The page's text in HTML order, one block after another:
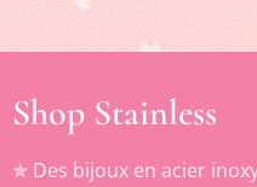
Shop Stainless
✯ Des bijoux en acier